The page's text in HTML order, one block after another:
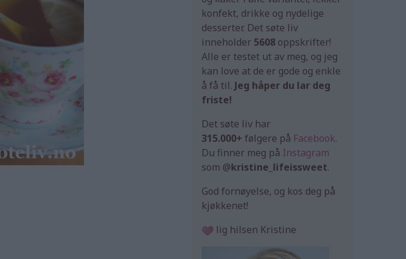
konfekt, drikke og nydelige
desserter. Det søte liv
inneholder 5608 oppskrifter!
Alle er testet ut av meg, og jeg
kan love at de er gode og enkle
å få til. Jeg håper du lar deg
friste!
Det søte liv har
315.000+ følgere på Facebook.
Du finner meg på Instagram
som @kristine_lifeissweet.
God fornøyelse, og kos deg på
kjøkkenet!
lig hilsen Kristine